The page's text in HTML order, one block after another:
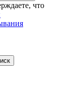
что